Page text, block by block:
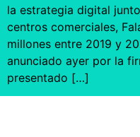
la estrategia digital
centros comerciales,
millones entre 2019 y
anunciado ayer por la
presentado […]